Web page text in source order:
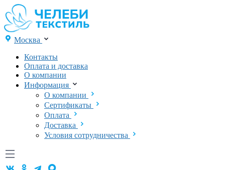
Москва
Контакты
Оплата и доставка
О компании
Информация
О компании
Сертификаты
Оплата
Доставка
Условия сотрудничества